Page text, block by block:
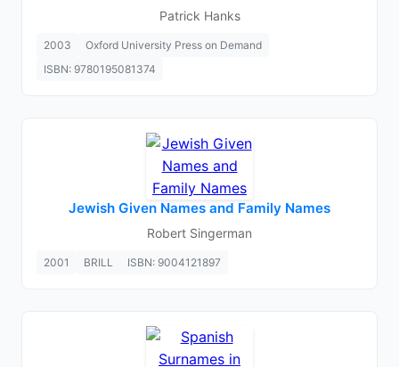
Patrick Hanks
2003
Oxford University Press on Demand
ISBN: 9780195081374
Jewish Given Names and Family Names
Robert Singerman
2001 BRILL ISBN: 9004121897